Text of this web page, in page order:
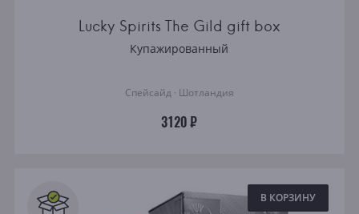
Lucky Spirits The Gild gift box
Купажированный
Спейсайд · Шотландия
3120 ₽
В КОРЗИНУ